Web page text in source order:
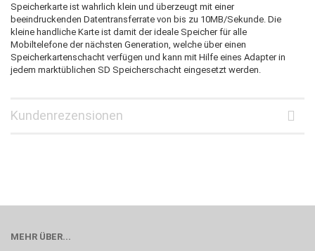
Speicherkarte ist wahrlich klein und überzeugt mit einer
beeindruckenden Datentransferrate von bis zu 10MB/Sekunde. Die
kleine handliche Karte ist damit der ideale Speicher für alle
Mobiltelefone der nächsten Generation, welche über einen
Speicherkartenschacht verfügen und kann mit Hilfe eines Adapter in
jedem marktüblichen SD Speicherschacht eingesetzt werden.
Kundenrezensionen
MEHR ÜBER...